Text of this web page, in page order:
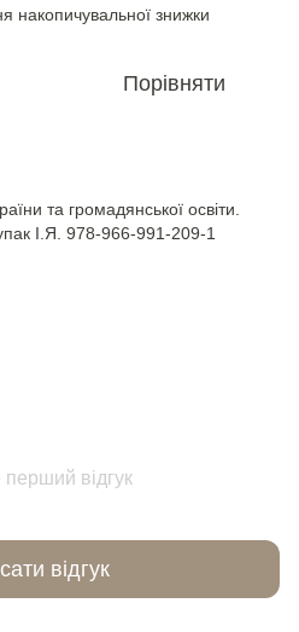
накопичувальної знижки
Порівняти
та громадянської освіти.
І.Я. 978-966-991-209-1
відгук
відгук